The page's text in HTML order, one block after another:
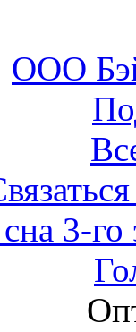
ООО
3-